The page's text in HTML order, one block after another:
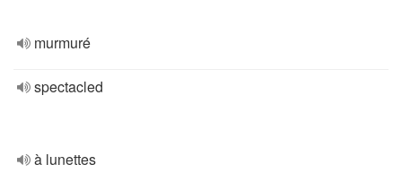
murmuré
spectacled
à lunettes